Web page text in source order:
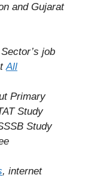
and Gujarat
job
All
Primary
Study
Study
, internet